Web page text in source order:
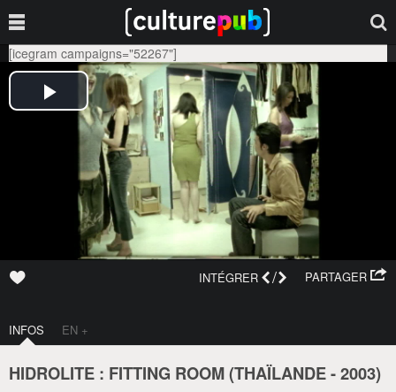
[icegram campaigns="52267"]
PARTAGER
INTÉGRER /
INFOS EN +
HIDROLITE : FITTING ROOM (THAÏLANDE-2003)